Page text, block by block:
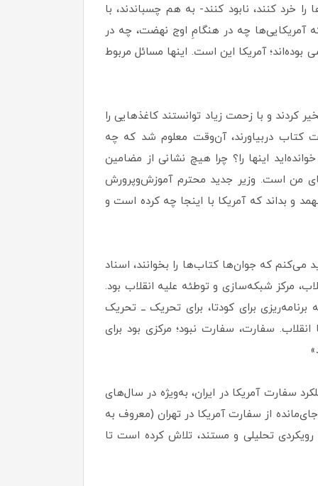
خرد کنند، نابود کنند- به هم چسباندند، با
آمریکایی‌ها چه در هنگامِ اوج نهضت، چه در
آمریکا این است. اینها مسائل مربوط
کردند و با زحمت زیاد توانستند کاغذهایی را
کتاب دربیاورند، آن‌وقت معلوم شد که چه
اینها را؟ چرا هیچ نشانی از مضامین
من است. وزیر جدید محترم آموزش‌وپرورش
و بداند که آمریکا با اینجا چه کرده است و
«اینکه من تأکید می‌کنم که جوان‌ها کتاب‌ها را بخوانند، اسناد
مرکز شبکه‌سازی و توطئه علیه انقلاب بود.
برای کودتا، برای تحریک ــ تحریک
انقلاب. سفارت، سفارت نبود؛ مرکزی بود برای
و مستند درباره نقش و عملکرد سفارت آمریکا در ایران، به‌ویژه در سال‌های
از سفارت آمریکا در تهران (معروف به
تحلیلی و مستند، تلاش کرده است تا